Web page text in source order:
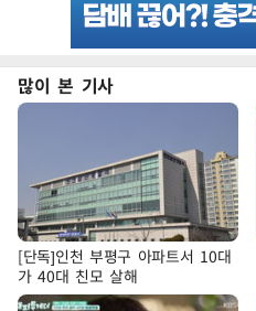
많이 본 기사
[단독]인천 부평구 아파트서 10대
가 40대 친모 살해